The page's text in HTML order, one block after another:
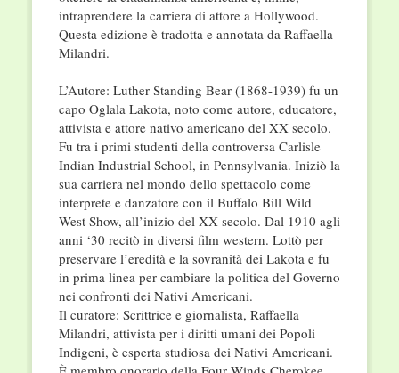
intraprendere la carriera di attore a Hollywood.
Questa edizione è tradotta e annotata da Raffaella
Milandri.
L’Autore: Luther Standing Bear (1868-1939) fu un
capo Oglala Lakota, noto come autore, educatore,
attivista e attore nativo americano del XX secolo.
Fu tra i primi studenti della controversa Carlisle
Indian Industrial School, in Pennsylvania. Iniziò la
sua carriera nel mondo dello spettacolo come
interprete e danzatore con il Buffalo Bill Wild
West Show, all’inizio del XX secolo. Dal 1910 agli
anni ‘30 recitò in diversi film western. Lottò per
preservare l’eredità e la sovranità dei Lakota e fu
in prima linea per cambiare la politica del Governo
nei confronti dei Nativi Americani.
Il curatore: Scrittrice e giornalista, Raffaella
Milandri, attivista per i diritti umani dei Popoli
Indigeni, è esperta studiosa dei Nativi Americani.